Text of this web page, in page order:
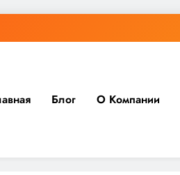
Блог О Компании